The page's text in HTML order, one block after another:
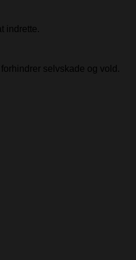
indrette.
selvskade og vold.